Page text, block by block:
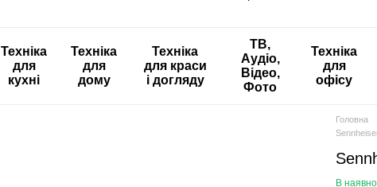
Техніка
для
кухні
Техніка
для
дому
Техніка
для краси
і догляду
ТВ,
Аудіо,
Відео,
Фото
Техніка
для
офісу
Головна
В